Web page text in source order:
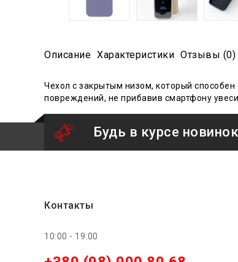
Описание Характеристики Отзывы (0)
Чехол с закрытым низом, который
повреждений, не прибавив смартфону
Будь в курсе
Контакты
10:00 - 19:00